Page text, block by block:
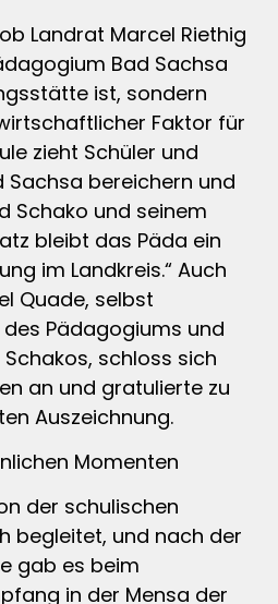
Landrat Marcel Riethig
Bad Sachsa
ist, sondern
Faktor für
zieht Schüler und
Sachsa bereichern und
Schako und seinem
bleibt das Päda ein
im Landkreis.“ Auch
Quade, selbst
Pädagogiums und
schloss sich
an und gratulierte zu
Auszeichnung.
Momenten
der schulischen
begleitet, und nach der
gab es beim
in der Mensa der